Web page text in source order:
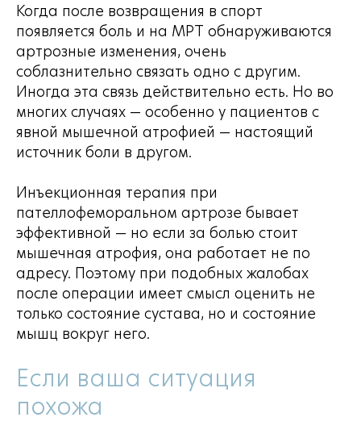
Когда после возвращения в спорт
появляется боль и на МРТ обнаруживаются
артрозные изменения, очень
соблазнительно связать одно с другим.
Иногда эта связь действительно есть. Но во
многих случаях — особенно у пациентов с
явной мышечной атрофией — настоящий
источник боли в другом.
Инъекционная терапия при
пателлофеморальном артрозе бывает
эффективной — но если за болью стоит
мышечная атрофия, она работает не по
адресу. Поэтому при подобных жалобах
после операции имеет смысл оценить не
только состояние сустава, но и состояние
мышц вокруг него.
Если ваша ситуация
похожа